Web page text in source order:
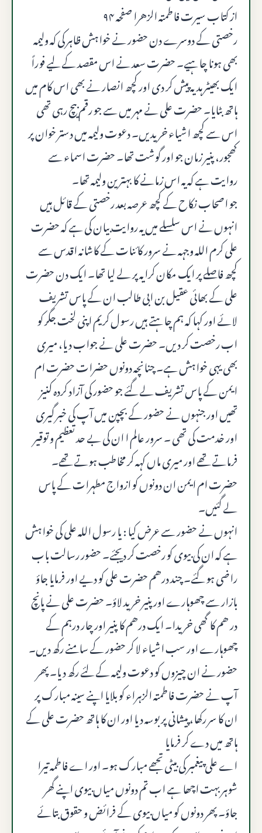
از کتاب سیرت فاطمتہ الزهرا صفحه ۹۴
رخصتی کے دوسرے دن حضور نے خواہش ظاہر کی کہ ولیمہ
بھی ہونا چاہیے۔ حضرت سعد نے اس مقصد کے لیے فوراً
ایک بھیٹر ہدیہ پیش کر دی اور کچھ انصار نے بھی اس کام میں
ہاتھ بٹایا۔ حضرت علی نے مہر میں سے جو رقم بیچ رہی تھی
اس سے کچھ اشیاء خریدیں۔ دعوت ولیمہ میں دستر خوان پر
کھجور، پنیر زمان جو اور گوشت تھا۔ حضرت اسماء سے
روایت ہے کہ یہ اس زمانے کا بہترین ولیمہ تھا۔
جو اصحاب نکاح کے کچھ عرصہ بعد رخصتی کے قائل ہیں
انہوں نے اس سلسلے میں یہ روایت بیان کی ہے کہ حضرت
علی کرم اللہ وجہہ نے سرور کائنات کے کاشانہ اقدس سے
کچھ فاصلے پر ایک مکان کرایہ پر لے لیا تھا۔ ایک دن حضرت
علی کے بھائی عقیل بن ابی طالب ان کے پاس تشریف
لائے اور کہا کہ ہم چاہتے ہیں رسول کریم اپنی لخت جگر کو
اب رخصت کر دیں۔ حضرت علی نے جواب دیا، میری
بھی یہی خواہش ہے۔ چنانچہ دونوں حضرات حضرت ام
ایمن کے پاس تشریف لے گئے جو حضور کی آزاد کردہ کنیز
تھیں اور جنہوں نے حضور کے بچپن میں آپ کی خبر گیری
اور خدمت کی تھی ۔ سرور عالم ا ان کی بے حد تعظیم و توقیر
فرماتے تھے اور میری ماں کہہ کر مخاطب ہوتے تھے۔
حضرت ام ایمن ان دونوں کو ازواج مطہرات کے پاس
لے گئیں۔
انہوں نے حضور سے عرض کیا : یا رسول الله علی کی خواہش
ہے کہ ان کی بیوی کو رخصت کر دیجئے۔ حضور رسالت باب
راضی ہو گئے۔ چند درھم حضرت علی کو دیے اور فرمایا جاؤ
بازار سے چھوہارے اور پنیر خرید لاؤ۔ حضرت علی نے پانچ
در ھم کا گھی خریدا۔ ایک درھم کا پنیر اور چار درہم کے
چھوہارے اور سب اشیاء لا کر حضور کے سامنے رکھ دیں۔
حضور نے ان چیزوں کو دعوت ولیمہ کے لئے رکھ دیا۔ پھر
آپ نے حضرت فاطمتہ الزہراء کو بلایا اپنے سینہ مبارک پر
ان کا سر رکھا، پیشانی پر بوسہ دیا اور ان کا ہاتھ حضرت علی کے
ہاتھ میں دے کر فرمایا
اے علی پیغمبر کی بیٹی تجھے مبارک ہو۔ اور اے فاطمہ تیرا
شوہر بہت اچھا ہے اب تم دونوں میاں بیوی اپنے گھر
جاؤ۔ پھر دونوں کو میاں بیوی کے فرائض و حقوق بتائے